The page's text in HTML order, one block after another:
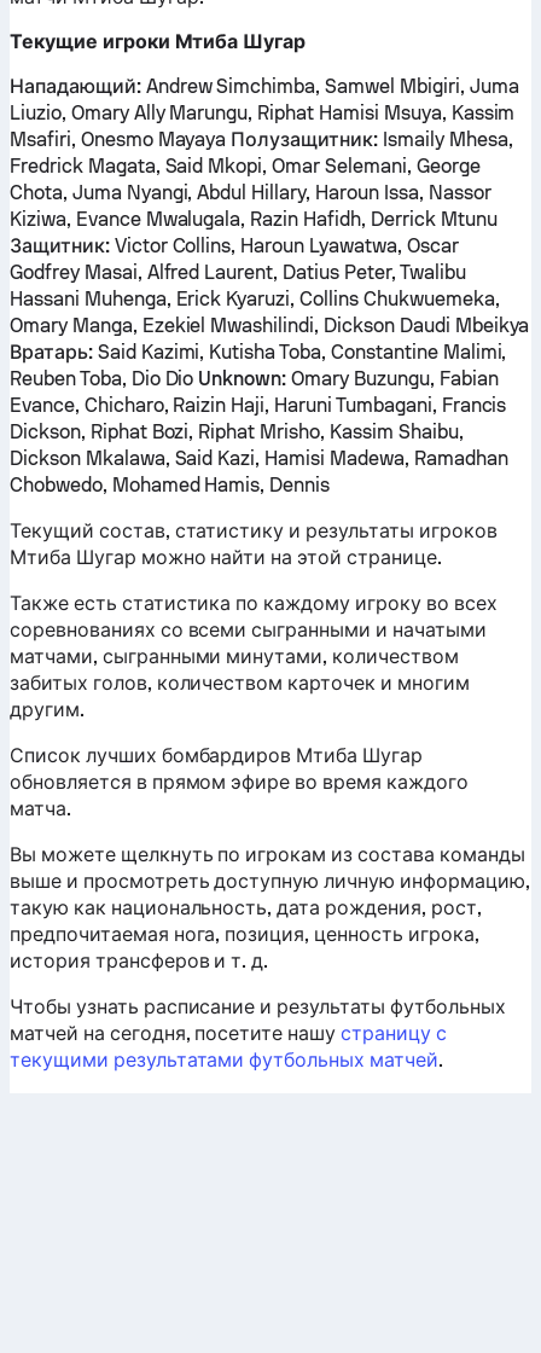
Текущие игроки Мтиба Шугар
Нападающий:Andrew Simchimba, Samwel Mbigiri, Juma
Liuzio, Omary Ally Marungu, Riphat Hamisi Msuya, Kassim
Msafiri, Onesmo Mayaya Полузащитник: Ismaily Mhesa,
Fredrick Magata, Said Mkopi, Omar Selemani, George
Chota, Juma Nyangi, Abdul Hillary, Haroun Issa, Nassor
Kiziwa, Evance Mwalugala, Razin Hafidh, Derrick Mtunu
Защитник:Victor Collins, Haroun Lyawatwa, Oscar
Godfrey Masai, Alfred Laurent, Datius Peter, Twalibu
Hassani Muhenga, Erick Kyaruzi, Collins Chukwuemeka,
Omary Manga, Ezekiel Mwashilindi, Dickson Daudi Mbeikya
Вратарь:Said Kazimi, Kutisha Toba, Constantine Malimi,
Reuben Toba, Dio Dio Unknown: Omary Buzungu, Fabian
Evance, Chicharo, Raizin Haji, Haruni Tumbagani, Francis
Dickson, Riphat Bozi, Riphat Mrisho, Kassim Shaibu,
Dickson Mkalawa, Said Kazi, Hamisi Madewa, Ramadhan
Chobwedo, Mohamed Hamis, Dennis
Текущий состав, статистику и результаты игроков
Мтиба Шугар можно найти на этой странице.
Также есть статистика по каждому игроку во всех
соревнованиях со всеми сыгранными и начатыми
матчами, сыгранными минутами, количеством
забитых голов, количеством карточек и многим
другим.
Список лучших бомбардиров Мтиба Шугар
обновляется в прямом эфире во время каждого
матча.
Вы можете щелкнуть по игрокам из состава команды
выше и просмотреть доступную личную информацию,
такую как национальность, дата рождения, рост,
предпочитаемая нога, позиция, ценность игрока,
история трансферов и т. д.
Чтобы узнать расписание и результаты футбольных
матчей на сегодня, посетите нашустраницу с
текущими результатами футбольных матчей.